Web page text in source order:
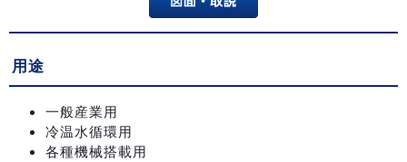
用途
一般産業用
冷温水循環用
各種機械搭載用